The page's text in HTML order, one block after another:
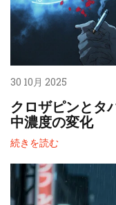
30 10月 2025
クロザピンとタ
中濃度の変化
続きを読む